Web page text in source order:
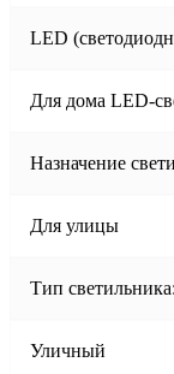
LED
Для дома LED-
Назначение
Для улицы
Тип светильника:
Уличный